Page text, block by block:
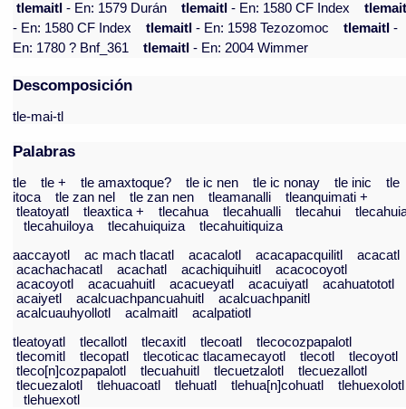
tlemaitl- En: 1579 Durán tlemaitl- En: 1580 CF Index
- En: 1580 CF Index
tlemaitl- En: 1598 Tezozomoc tlemaitl-
En: 1780 ? Bnf_361
tlemaitl- En: 2004 Wimmer
Descomposición
tle-mai-tl
Palabras
tle tle + tle amaxtoque? tle ic nen tle ic nonay tle inic
tle
itoca
tle zan nel tle zan nen tleamanalli
tleanquimati +
tleatoyatl
tleaxtica + tlecahua tlecahualli tlecahui
tlecahuiloya
tlecahuiquiza
tlecahuitiquiza
aaccayotl
ac mach tlacatl acacalotl acacapacquilitl
acacatl
acachachacatl
acachatl acachiquihuitl
acacocoyotl
acacoyotl
acacuahuitl acacueyatl acacuiyatl
acahuatototl
acaiyetl
acalcuachpancuahuitl
acalcuachpanitl
acalcuauhyollotl
acalmaitl
acalpatiotl
tleatoyatl
tlecallotl tlecaxitl tlecoatl
tlecocozpapalotl
tlecomitl
tlecopatl tlecoticac tlacamecayotl tlecotl
tlecoyotl
tleco[n]cozpapalotl
tlecuahuitl tlecuetzalotl
tlecuezallotl
tlecuezalotl
tlehuacoatl tlehuatl tlehua[n]cohuatl
tlehuexolotl
tlehuexotl